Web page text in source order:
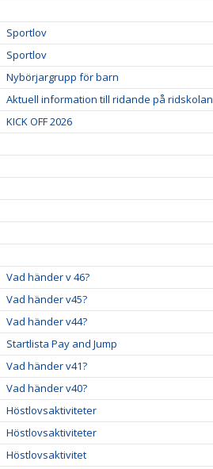
Sportlov
Sportlov
Nybörjargrupp för barn
Aktuell information till ridande på ridskolan
KICK OFF 2026
Vad händer v 46?
Vad händer v45?
Vad händer v44?
Startlista Pay and Jump
Vad händer v41?
Vad händer v40?
Höstlovsaktiviteter
Höstlovsaktiviteter
Höstlovsaktivitet